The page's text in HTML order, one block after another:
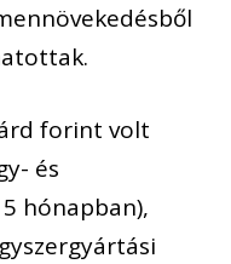
forint volt
és
hónapban),